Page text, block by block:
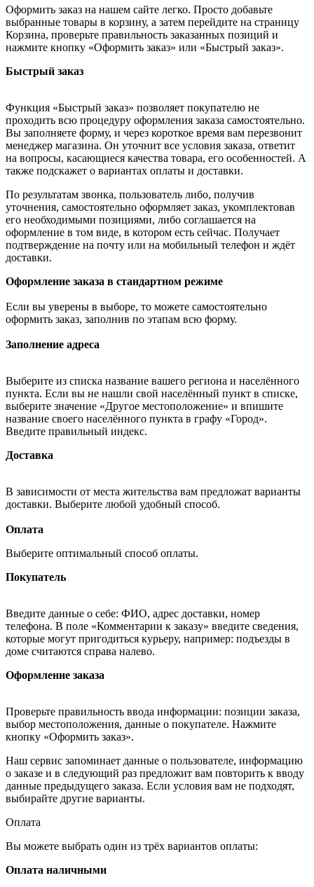
Оформить заказ на нашем сайте легко. Просто добавьте
выбранные товары в корзину, а затем перейдите на страницу
Корзина, проверьте правильность заказанных позиций и
нажмите кнопку «Оформить заказ» или «Быстрый заказ».
Быстрый заказ
Функция «Быстрый заказ» позволяет покупателю не
проходить всю процедуру оформления заказа самостоятельно.
Вы заполняете форму, и через короткое время вам перезвонит
менеджер магазина. Он уточнит все условия заказа, ответит
на вопросы, касающиеся качества товара, его особенностей. А
также подскажет о вариантах оплаты и доставки.
По результатам звонка, пользователь либо, получив
уточнения, самостоятельно оформляет заказ, укомплектовав
его необходимыми позициями, либо соглашается на
оформление в том виде, в котором есть сейчас. Получает
подтверждение на почту или на мобильный телефон и ждёт
доставки.
Оформление заказа в стандартном режиме
Если вы уверены в выборе, то можете самостоятельно
оформить заказ, заполнив по этапам всю форму.
Заполнение адреса
Выберите из списка название вашего региона и населённого
пункта. Если вы не нашли свой населённый пункт в списке,
выберите значение «Другое местоположение» и впишите
название своего населённого пункта в графу «Город».
Введите правильный индекс.
Доставка
В зависимости от места жительства вам предложат варианты
доставки. Выберите любой удобный способ.
Оплата
Выберите оптимальный способ оплаты.
Покупатель
Введите данные о себе: ФИО, адрес доставки, номер
телефона. В поле «Комментарии к заказу» введите сведения,
которые могут пригодиться курьеру, например: подъезды в
доме считаются справа налево.
Оформление заказа
Проверьте правильность ввода информации: позиции заказа,
выбор местоположения, данные о покупателе. Нажмите
кнопку «Оформить заказ».
Наш сервис запоминает данные о пользователе, информацию
о заказе и в следующий раз предложит вам повторить к вводу
данные предыдущего заказа. Если условия вам не подходят,
выбирайте другие варианты.
Оплата
Вы можете выбрать один из трёх вариантов оплаты:
Оплата наличными